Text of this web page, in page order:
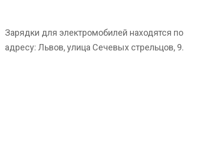
Зарядки для электромобилей находятся по
адресу: Львов, улица Сечевых стрельцов, 9.